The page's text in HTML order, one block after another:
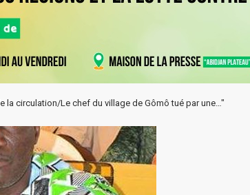
la circulation/Le chef du village de Gômô tué par une…"